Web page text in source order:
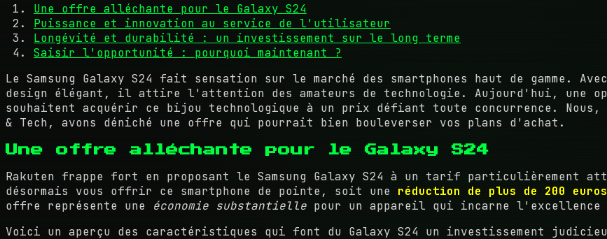
Une offre alléchante pour le Galaxy S24
Puissance et innovation au service de l'utilisateur
Longévité et durabilité : un investissement sur le long terme
Saisir l'opportunité : pourquoi maintenant ?
Le Samsung Galaxy S24 fait sensation sur le marché des smartphones haut de gamme.
design élégant, il attire l'attention des amateurs de technologie. Aujourd'hui, une
souhaitent acquérir ce bijou technologique à un prix défiant toute concurrence.
& Tech, avons déniché une offre qui pourrait bien bouleverser vos plans d'achat.
Une offre alléchante pour le Galaxy S24
Rakuten frappe fort en proposant le Samsung Galaxy S24 à un tarif particulièrement
désormais vous offrir ce smartphone de pointe, soit une réduction de plus de 200 euros
offre représente une économie substantielle pour un appareil qui incarne l'excellence
Voici un aperçu des caractéristiques qui font du Galaxy S24 un investissement